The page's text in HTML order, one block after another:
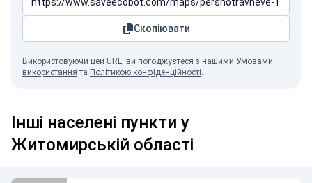
Скопіювати
Використовуючи цей URL, ви погоджуєтеся з нашими Умовами
використання та Політикою конфіденційності.
Інші населені пункти у
Житомирській області